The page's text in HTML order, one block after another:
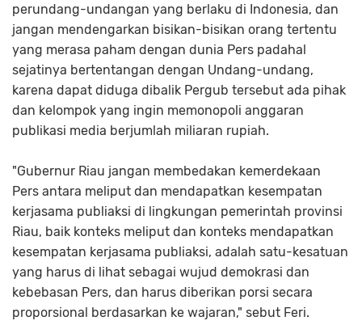
perundang-undangan yang berlaku di Indonesia, dan
jangan mendengarkan bisikan-bisikan orang tertentu
yang merasa paham dengan dunia Pers padahal
sejatinya bertentangan dengan Undang-undang,
karena dapat diduga dibalik Pergub tersebut ada pihak
dan kelompok yang ingin memonopoli anggaran
publikasi media berjumlah miliaran rupiah.
"Gubernur Riau jangan membedakan kemerdekaan
Pers antara meliput dan mendapatkan kesempatan
kerjasama publiaksi di lingkungan pemerintah provinsi
Riau, baik konteks meliput dan konteks mendapatkan
kesempatan kerjasama publiaksi, adalah satu-kesatuan
yang harus di lihat sebagai wujud demokrasi dan
kebebasan Pers, dan harus diberikan porsi secara
proporsional berdasarkan ke wajaran," sebut Feri.